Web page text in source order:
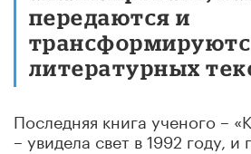
передаются и
литературных
Последняя книга ученого –
– увидела свет в 1992 году,